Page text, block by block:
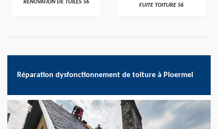
RÉNOVATION DE TUILES 56
FUITE TOITURE 56
Réparation dysfonctionnement de toiture à Ploermel